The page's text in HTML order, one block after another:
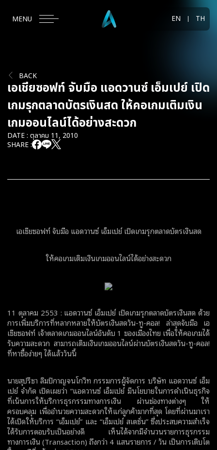
MENU EN TH
BACK
เอเชียซอฟท์ จับมือ แอดวานซ์ เอ็มเปย์ เปิด
เกมรุกตลาดบัตรเงินสด ให้คอเกมเติมเงิน
เกมออนไลน์ได้อย่างสะดวก
DATE : ตุลาคม 11, 2010
SHARE :
เอเชียซอฟท์ จับมือ แอดวานซ์ เอ็มเปย์ เปิดเกมรุกตลาดบัตรเงินสด
ให้คอเกมเติมเงินเกมออนไลน์ได้อย่างสะดวก
11 ตุลาคม 2553 : แอดวานซ์ เอ็มเปย์ เปิดเกมรุกตลาดบัตรเงินสด ด้วย
การเพิ่มบริการที่หลากหลายให้บัตรเงินสดวัน-ทู-คอล! ล่าสุดจับมือ เอ
เชียซอฟท์ เจ้าตลาดเกมออนไลน์อันดับ 1 ของเมืองไทย เพื่อให้คอเกมได้
รับความสะดวก สามารถเติมเงินเกมออนไลน์ผ่านบัตรเงินสดวัน-ทู-คอล!
ที่หาซื้อง่ายๆ ได้แล้ววันนี้
นายสุปรีชา ลิมปิกาญจนโกวิท กรรมการผู้จัดการ บริษัท แอดวานซ์ เอ็ม
เปย์ จำกัด เปิดเผยว่า “แอดวานซ์ เอ็มเปย์ มีนโยบายในการดำเนินธุรกิจ
ที่เน้นการให้บริการธุรกรรมทางการเงิน ผ่านช่องทางต่างๆ ให้
ครอบคลุม เพื่ออำนวยความสะดวกให้แก่ลูกค้ามากที่สุด โดยที่ผ่านมาเรา
ได้เปิดให้บริการ “เอ็มเปย์” และ “เอ็มเปย์ สเตชั่น” ซึ่งประสบความสำเร็จ
ได้รับการตอบรับเป็นอย่างดี เห็นได้จากมีจำนวนรายการธุรกรรม
ทางการเงิน (Transaction) ถึงกว่า 4 แสนรายการ / วัน เป็นการเติบโต